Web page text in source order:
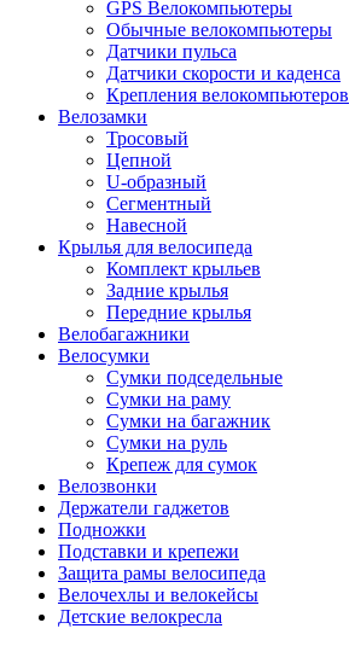
GPS Велокомпьютеры
Обычные велокомпьютеры
Датчики пульса
Датчики скорости и каденса
Крепления велокомпьютеров
Велозамки
Тросовый
Цепной
U-образный
Cегментный
Навесной
Крылья для велосипеда
Комплект крыльев
Задние крылья
Передние крылья
Велобагажники
Велосумки
Сумки подседельные
Сумки на раму
Сумки на багажник
Сумки на руль
Крепеж для сумок
Велозвонки
Держатели гаджетов
Подножки
Подставки и крепежи
Защита рамы велосипеда
Велочехлы и велокейсы
Детские велокресла